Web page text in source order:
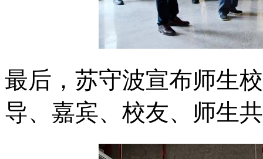
最后，苏守波宣布师生
导、嘉宾、校友、师生